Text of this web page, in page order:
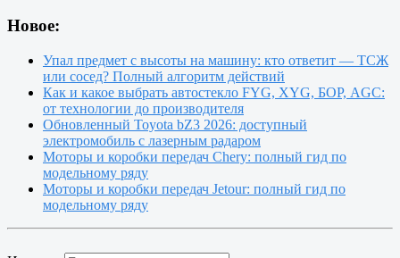
Новое:
Упал предмет с высоты на машину: кто ответит — ТСЖ
или сосед? Полный алгоритм действий
Как и какое выбрать автостекло FYG, XYG, БОР, AGC:
от технологии до производителя
Обновленный Toyota bZ3 2026: доступный
электромобиль с лазерным радаром
Моторы и коробки передач Chery: полный гид по
модельному ряду
Моторы и коробки передач Jetour: полный гид по
модельному ряду